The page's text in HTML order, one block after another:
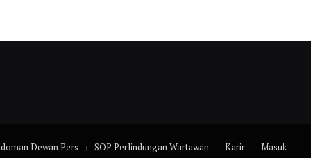
Dewan Pers SOP Perlindungan Wartawan Karir Masuk